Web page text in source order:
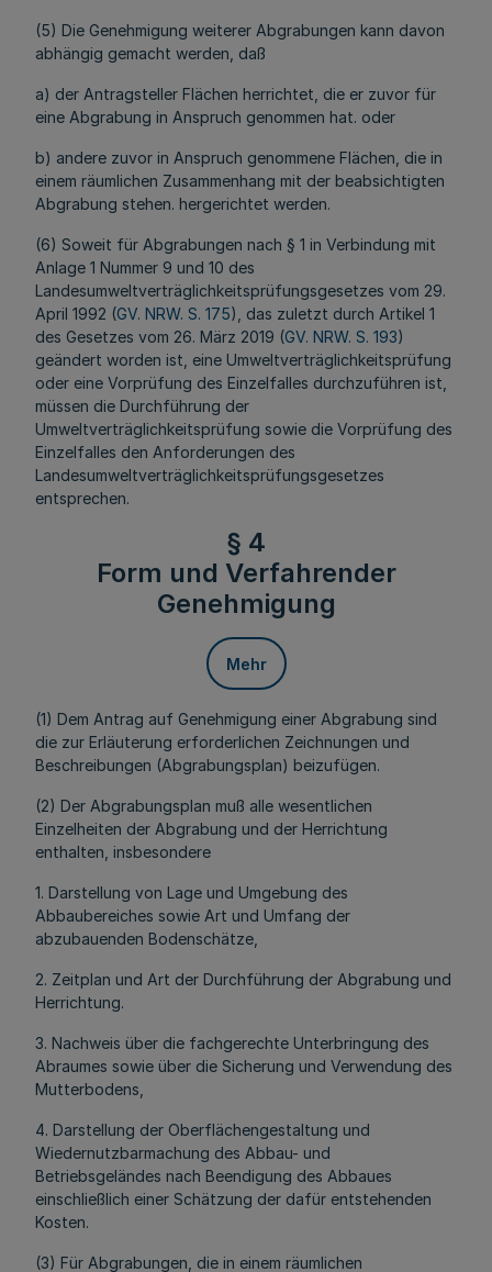
(5) Die Genehmigung weiterer Abgrabungen kann davon
abhängig gemacht werden, daß
a) der Antragsteller Flächen herrichtet, die er zuvor für
eine Abgrabung in Anspruch genommen hat. oder
b) andere zuvor in Anspruch genommene Flächen, die in
einem räumlichen Zusammenhang mit der beabsichtigten
Abgrabung stehen. hergerichtet werden.
(6) Soweit für Abgrabungen nach § 1 in Verbindung mit
Anlage 1 Nummer 9 und 10 des
Landesumweltverträglichkeitsprüfungsgesetzes vom 29.
April 1992 (GV. NRW. S. 175), das zuletzt durch Artikel 1
des Gesetzes vom 26. März 2019 (GV. NRW. S. 193)
geändert worden ist, eine Umweltverträglichkeitsprüfung
oder eine Vorprüfung des Einzelfalles durchzuführen ist,
müssen die Durchführung der
Umweltverträglichkeitsprüfung sowie die Vorprüfung des
Einzelfalles den Anforderungen des
Landesumweltverträglichkeitsprüfungsgesetzes
entsprechen.
§ 4
Form und Verfahrender
Genehmigung
Mehr
(1) Dem Antrag auf Genehmigung einer Abgrabung sind
die zur Erläuterung erforderlichen Zeichnungen und
Beschreibungen (Abgrabungsplan) beizufügen.
(2) Der Abgrabungsplan muß alle wesentlichen
Einzelheiten der Abgrabung und der Herrichtung
enthalten, insbesondere
1. Darstellung von Lage und Umgebung des
Abbaubereiches sowie Art und Umfang der
abzubauenden Bodenschätze,
2. Zeitplan und Art der Durchführung der Abgrabung und
Herrichtung.
3. Nachweis über die fachgerechte Unterbringung des
Abraumes sowie über die Sicherung und Verwendung des
Mutterbodens,
4. Darstellung der Oberflächengestaltung und
Wiedernutzbarmachung des Abbau- und
Betriebsgeländes nach Beendigung des Abbaues
einschließlich einer Schätzung der dafür entstehenden
Kosten.
(3) Für Abgrabungen, die in einem räumlichen